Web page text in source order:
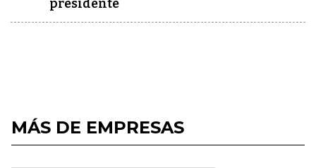
presidente
MÁS DE EMPRESAS